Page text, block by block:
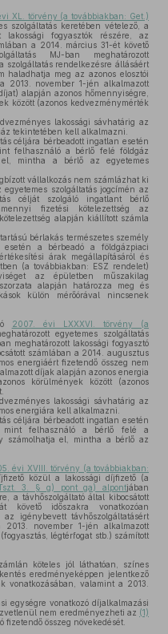
XL. törvény (a továbbiakban: Get.)
szolgáltatás keretében vételező, a
lakossági fogyasztók részére, az
a 2014. március 31-ét követő
MJ-ban meghatározott
szolgáltatás rendelkezésre állásáért
haladhatja meg az azonos elosztói
2013. november 1-jén alkalmazott
alapján azonos hőmennyiségre,
között (azonos kedvezménymérték
lakossági sávhatárig az
tekintetében kell alkalmazni.
céljára bérbeadott ingatlan esetén
felhasználó a bérlő felé földgáz
el, mintha a bérlő az egyetemes
vállalkozás nem számlázhat ki
szolgáltatás jogcímén az
célját szolgáló ingatlant bérlő
fizetési kötelezettség az
alapján kiállított számla
bérlakás természetes személy
esetén a bérbeadó a földgázpiaci
árak megállapításáról és
(a továbbiakban: ESZ rendelet)
az épületben műszakilag
alapján határozza meg és
külön mérőórával nincsenek
2007. évi LXXXVI. törvény (a
egyetemes szolgáltatás
meghatározott lakossági fogyasztó
számlában a 2014. augusztus
energiáért fizetendő összeg nem
díjak alapján azonos energia
körülmények között (azonos
lakossági sávhatárig az
energiára kell alkalmazni.
céljára bérbeadott ingatlan esetén
mint felhasználó a bérlő felé a
számolhatja el, mintha a bérlő az
évi XVIII. törvény (a továbbiakban:
közül a lakossági díjfizető (a
3. § g) pont ga) alpontjában
a távhőszolgáltató által kibocsátott
követő időszakra vonatkozóan
az igénybevett távhőszolgáltatásért
november 1-jén alkalmazott
légtérfogat stb.) számított
köteles jól láthatóan, színes
eredményeképpen jelentkező
vonatkozásában, valamint a 2013.
egységre vonatkozó díjalkalmazási
nem eredményezheti az (1)
fizetendő összeg növekedését.